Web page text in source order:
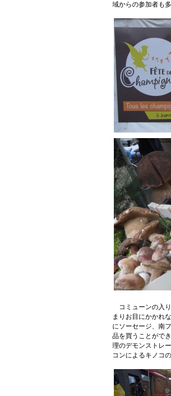
域からの参加者も
コミューンの入
まりお目にかかれ
にソーセージ、南
品を買うことがで
理のデモンストレ
コンによるキノコ